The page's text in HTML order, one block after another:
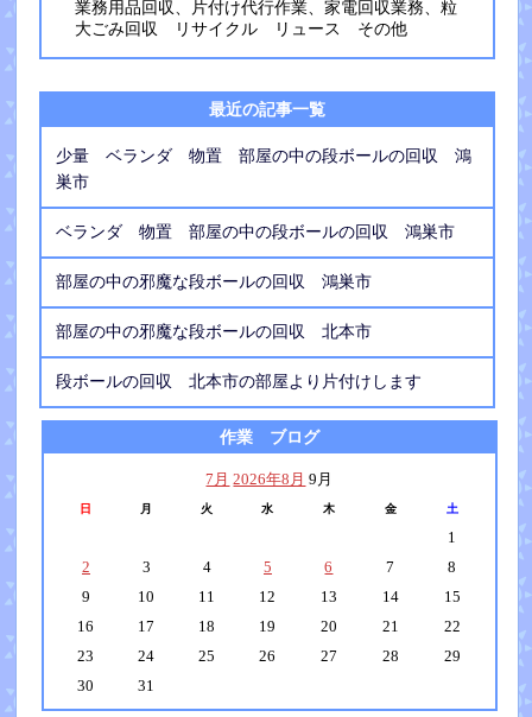
業務用品回収、片付け代行作業、家電回収業務、粒
大ごみ回収 リサイクル リュース その他
最近の記事一覧
少量 ベランダ 物置 部屋の中の段ボールの回収 鴻
巣市
ベランダ 物置 部屋の中の段ボールの回収 鴻巣市
部屋の中の邪魔な段ボールの回収 鴻巣市
部屋の中の邪魔な段ボールの回収 北本市
段ボールの回収 北本市の部屋より片付けします
作業 ブログ
7月 2026年8月 9月
日 月 火 水 木 金 土
1
2
3 4 5 6 7
8
9
10 11 12 13 14
15
16
17 18 19 20 21
22
23
24 25 26 27 28
29
30
31